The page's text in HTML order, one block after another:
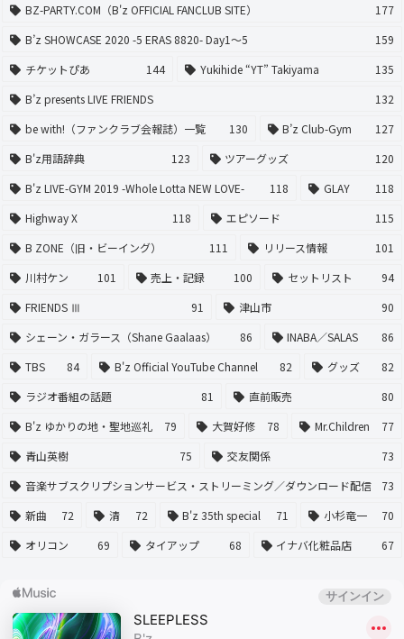
BZ-PARTY.COM（B'z OFFICIAL FANCLUB SITE）
177
B’z SHOWCASE 2020 -5 ERAS 8820- Day1〜5
159
チケットぴあ
144 Yukihide “YT” Takiyama
135
B’z presents LIVE FRIENDS
132
be with!（ファンクラブ会報誌）一覧
130 B’z Club-Gym
127
B'z用語辞典
123 ツアーグッズ
120
B'z LIVE-GYM 2019 -Whole Lotta NEW LOVE-
118 GLAY
118
Highway X
118 エピソード
115
B ZONE（旧・ビーイング）
111 リリース情報
101
川村ケン
101 売上・記録 100 セットリスト
94
FRIENDS Ⅲ
91 津山市
90
シェーン・ガラース（Shane Gaalaas）
86 INABA／SALAS
86
TBS
84 B'z Official YouTube Channel 82 グッズ
82
ラジオ番組の話題
81 直前販売
80
B'z ゆかりの地・聖地巡礼
79 大賀好修 78 Mr.Children
77
青山英樹
75 交友関係
73
音楽サブスクリプションサービス・ストリーミング／ダウンロード配信
73
新曲
72 清 72 B'z 35th special 71 小杉竜一
70
オリコン
69 タイアップ 68 イナバ化粧品店 67